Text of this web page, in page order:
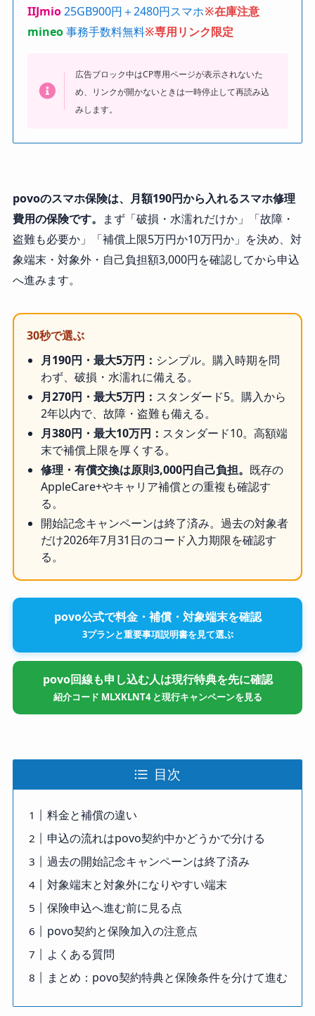
IIJmio25GB900円＋2480円スマホ※在庫注意
mineo事務手数料無料※専用リンク限定
広告ブロック中はCP専用ページが表示されないた
め、リンクが開かないときは一時停止して再読み込
みします。
povoのスマホ保険は、月額190円から入れるスマホ修理
費用の保険です。 まず「破損・水濡れだけか」「故障・
盗難も必要か」「補償上限5万円か10万円か」を決め、対
象端末・対象外・自己負担額3,000円を確認してから申込
へ進みます。
30秒で選ぶ
月190円・最大5万円： シンプル。購入時期を問
わず、破損・水濡れに備える。
月270円・最大5万円： スタンダード5。購入から
2年以内で、故障・盗難も備える。
月380円・最大10万円： スタンダード10。高額端
末で補償上限を厚くする。
修理・有償交換は原則3,000円自己負担。 既存の
AppleCare+やキャリア補償との重複も確認す
る。
開始記念キャンペーンは終了済み。過去の対象者
だけ2026年7月31日のコード入力期限を確認す
る。
povo公式で料金・補償・対象端末を確認
3プランと重要事項説明書を見て選ぶ
povo回線も申し込む人は現行特典を先に確認
紹介コード MLXKLNT4 と現行キャンペーンを見る
目次
料金と補償の違い
申込の流れはpovo契約中かどうかで分ける
過去の開始記念キャンペーンは終了済み
対象端末と対象外になりやすい端末
保険申込へ進む前に見る点
povo契約と保険加入の注意点
よくある質問
まとめ：povo契約特典と保険条件を分けて進む